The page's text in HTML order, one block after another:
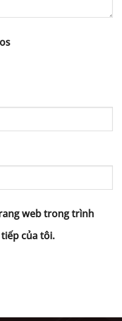
web trong trình
của tôi.